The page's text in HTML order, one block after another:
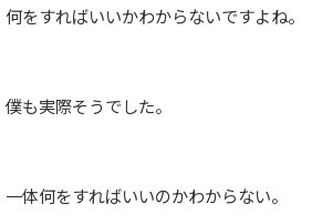
何をすればいいかわからないですよね。
僕も実際そうでした。
一体何をすればいいのかわからない。